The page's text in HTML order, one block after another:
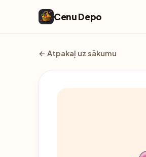
Cenu Depo
← Atpakaļ uz sākumu